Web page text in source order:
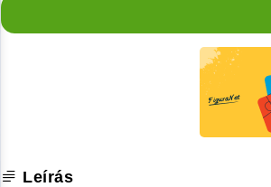
Leírás